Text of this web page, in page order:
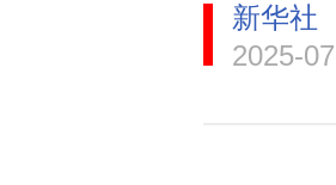
新华社
2025-